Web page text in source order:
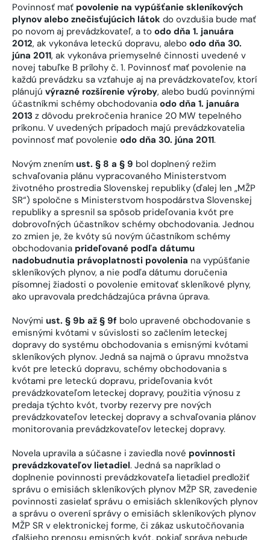
Povinnosť mať povolenie na vypúšťanie skleníkových
plynov alebo znečisťujúcich látok do ovzdušia bude mať
po novom aj prevádzkovateľ, a to odo dňa 1. januára
2012, ak vykonáva leteckú dopravu, alebo odo dňa 30.
júna 2011, ak vykonáva priemyselné činnosti uvedené v
novej tabuľke B prílohy č. 1. Povinnosť mať povolenie na
každú prevádzku sa vzťahuje aj na prevádzkovateľov, ktorí
plánujú výrazné rozšírenie výroby, alebo budú povinnými
účastníkmi schémy obchodovania odo dňa 1. januára
2013 z dôvodu prekročenia hranice 20 MW tepelného
príkonu. V uvedených prípadoch majú prevádzkovatelia
povinnosť mať povolenie odo dňa 30. júna 2011.
Novým znením ust. § 8 a § 9 bol doplnený režim
schvaľovania plánu vypracovaného Ministerstvom
životného prostredia Slovenskej republiky (ďalej len „MŽP
SR“) spoločne s Ministerstvom hospodárstva Slovenskej
republiky a spresnil sa spôsob prideľovania kvót pre
dobrovoľných účastníkov schémy obchodovania. Jednou
zo zmien je, že kvóty sú novým účastníkom schémy
obchodovania prideľované podľa dátumu
nadobudnutia právoplatnosti povolenia na vypúšťanie
skleníkových plynov, a nie podľa dátumu doručenia
písomnej žiadosti o povolenie emitovať skleníkové plyny,
ako upravovala predchádzajúca právna úprava.
Novými ust. § 9b až § 9f bolo upravené obchodovanie s
emisnými kvótami v súvislosti so začlením leteckej
dopravy do systému obchodovania s emisnými kvótami
skleníkových plynov. Jedná sa najmä o úpravu množstva
kvót pre leteckú dopravu, schémy obchodovania s
kvótami pre leteckú dopravu, prideľovania kvót
prevádzkovateľom leteckej dopravy, použitia výnosu z
predaja týchto kvót, tvorby rezervy pre nových
prevádzkovateľov leteckej dopravy a schvaľovania plánov
monitorovania prevádzkovateľov leteckej dopravy.
Novela upravila a súčasne i zaviedla nové povinnosti
prevádzkovateľov lietadiel. Jedná sa napríklad o
doplnenie povinnosti prevádzkovateľa lietadiel predložiť
správu o emisiách skleníkových plynov MŽP SR, zavedenie
povinnosti zasielať správu o emisiách skleníkových plynov
a správu o overení správy o emisiách skleníkových plynov
MŽP SR v elektronickej forme, či zákaz uskutočňovania
ďalšieho prenosu emisných kvót, pokiaľ správa nebude